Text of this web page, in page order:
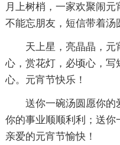
月上树梢，一家欢聚闹
不能忘朋友，短信带着汤
天上星，亮晶晶，元
心，赏花灯，必顷心，
心。元宵节快乐！
送你一碗汤圆愿你的
你的事业顺顺利利；送你
亲爱的元宵节愉快！